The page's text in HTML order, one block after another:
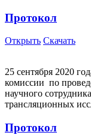
Протокол
Открыть Скачать
25 сентября 2020
комиссии по
научного
трансляционных
Протокол